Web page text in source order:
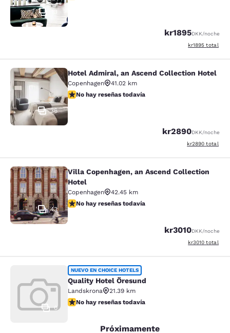
13
kr1895DKK/noche
Ver detalles del
kr1895 total
Hotel Admiral, an Ascend
36
Hotel Admiral, an Ascend Collection Hotel
Copenhagen
41.02 km
No hay reseñas todavía
No hay reseñas todavía
kr2890DKK/noche
Ver detalles del
kr2890 total
Villa Copenhagen, an Ascend
43
Villa Copenhagen, an Ascend Collection
Hotel
Copenhagen
42.45 km
No hay reseñas todavía
No hay reseñas todavía
kr3010DKK/noche
Ver detalles del
kr3010 total
Quality Hotel Öresund
0
NUEVO EN CHOICE HOTELS
Quality Hotel Öresund
Landskrona
21.39 km
No hay reseñas todavía
No hay reseñas todavía
Próximamente